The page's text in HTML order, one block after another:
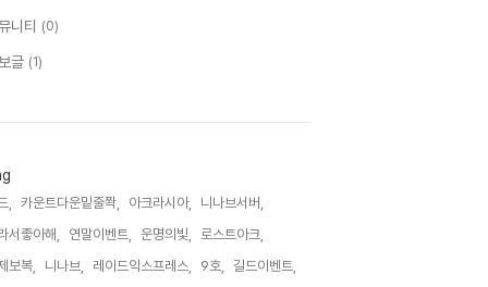
니티 (0)
글 (1)
, 카운트다운밑줄쫙, 아크라시아,
니나브서버,
서좋아해,
연말이벤트, 운명의빛,
로스트아크,
보복,
니나브, 레이드익스프레스, 9호,
길드이벤트,